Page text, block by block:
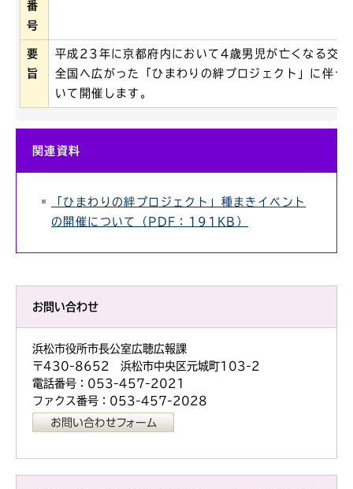
番
号
要
旨
平成23年に京都府内において4歳男児が亡くなる交
全国へ広がった「ひまわりの絆プロジェクト」に伴う
いて開催します。
関連資料
「ひまわりの絆プロジェクト」種まきイベント
の開催について（PDF：191KB）
お問い合わせ
浜松市役所市長公室広聴広報課
〒430-8652 浜松市中央区元城町103-2
電話番号：053-457-2021
ファクス番号：053-457-2028